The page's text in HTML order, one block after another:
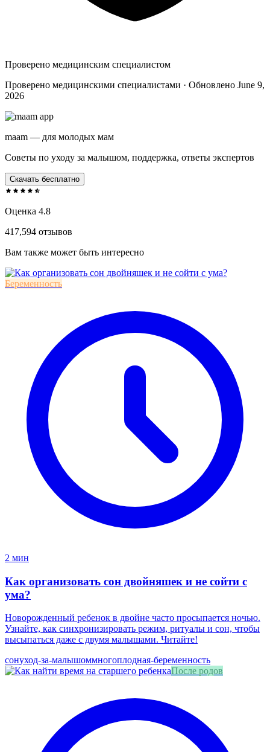
Проверено медицинским специалистом
Проверено медицинскими специалистами · Обновлено June 9,
2026
maam — для молодых мам
Советы по уходу за малышом, поддержка, ответы экспертов
Скачать бесплатно
Оценка 4.8
417,594 отзывов
Вам также может быть интересно
Беременность
2 мин
Как организовать сон двойняшек и не сойти с
ума?
Новорожденный ребенок в двойне часто просыпается ночью.
Узнайте, как синхронизировать режим, ритуалы и сон, чтобы
высыпаться даже с двумя малышами. Читайте!
сонуход-за-малышоммногоплодная-беременность
После родов